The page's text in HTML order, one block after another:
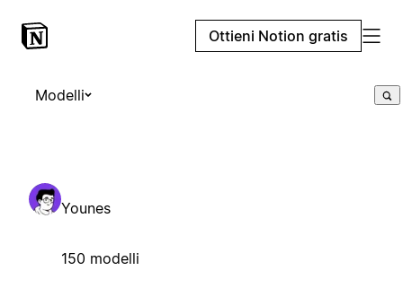
Ottieni Notion gratis
Modelli
Younes
150 modelli